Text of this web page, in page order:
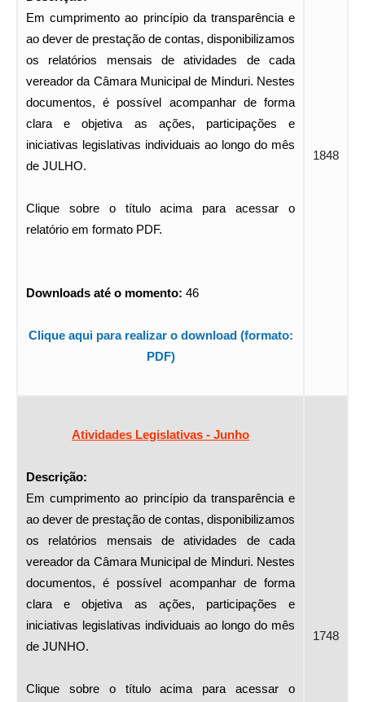
Em cumprimento ao princípio da transparência e
ao dever de prestação de contas, disponibilizamos
os relatórios mensais de atividades de cada
vereador da Câmara Municipal de Minduri. Nestes
documentos, é possível acompanhar de forma
clara e objetiva as ações, participações e
iniciativas legislativas individuais ao longo do mês
de JULHO.
Clique sobre o título acima para acessar o
relatório em formato PDF.
Downloads até o momento: 46
Clique aqui para realizar o download (formato:
PDF)
1848
Atividades Legislativas - Junho
Descrição:
Em cumprimento ao princípio da transparência e
ao dever de prestação de contas, disponibilizamos
os relatórios mensais de atividades de cada
vereador da Câmara Municipal de Minduri. Nestes
documentos, é possível acompanhar de forma
clara e objetiva as ações, participações e
iniciativas legislativas individuais ao longo do mês
de JUNHO.
Clique sobre o título acima para acessar o
1748